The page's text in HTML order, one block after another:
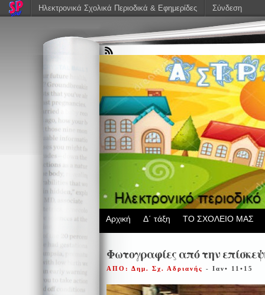
Αρχική Δ΄ τάξη ΤΟ ΣΧΟΛΕΙΟ ΜΑΣ
Φωτογραφίες από την
ΑΠΟ: Δημ. Σχ. Αδριανής - Ιαν• 11•15
Ηλεκτρονικά Σχολικά Περιοδικά & Εφημερίδες Σύνδεση